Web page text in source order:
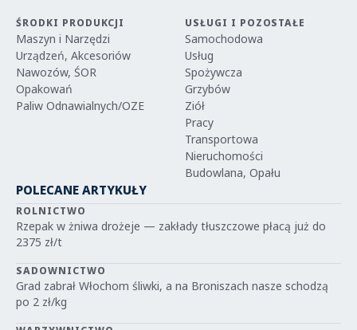
ŚRODKI PRODUKCJI
Maszyn i Narzędzi
Urządzeń, Akcesoriów
Nawozów, ŚOR
Opakowań
Paliw Odnawialnych/OZE
USŁUGI I POZOSTAŁE
Samochodowa
Usług
Spożywcza
Grzybów
Ziół
Pracy
Transportowa
Nieruchomości
Budowlana, Opału
POLECANE ARTYKUŁY
ROLNICTWO
Rzepak w żniwa drożeje — zakłady tłuszczowe płacą już do
2375 zł/t
SADOWNICTWO
Grad zabrał Włochom śliwki, a na Broniszach nasze schodzą
po 2 zł/kg